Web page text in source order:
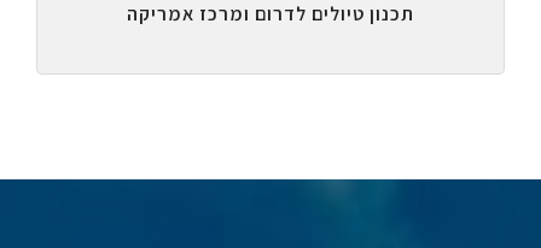
תכנון טיולים לדרום ומרכז אמריקה